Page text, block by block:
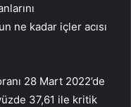
ne kadar içler acısı
28 Mart 2022’de
37,61 ile kritik